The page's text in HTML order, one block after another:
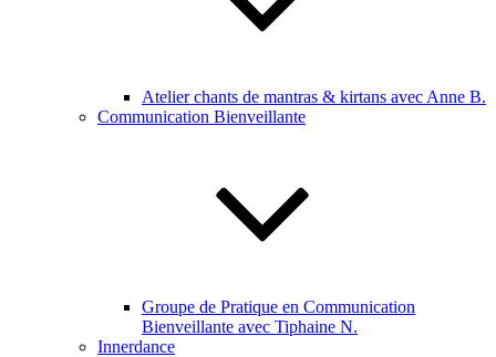
Atelier chants de mantras & kirtans avec Anne B.
Communication Bienveillante
Groupe de Pratique en Communication
Bienveillante avec Tiphaine N.
Innerdance